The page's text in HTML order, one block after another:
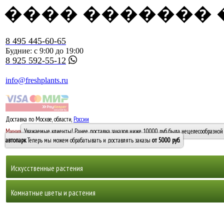
���� �������
8 495 445-60-65
Будние: с 9:00 до 19:00
8 925 592-55-12
info@freshplants.ru
Доставка по Москве, области, России
Минимальный заказ -10 0005000 руб.
Уважаемые клиенты! Ранее доставка заказов ниже 10000 руб. была
автопарк. Теперь мы можем обрабатывать и доставлять заказы от 5000 руб.
Искусственные растения
Горшечные растения, кусты и мох
Комнатные цветы и растения